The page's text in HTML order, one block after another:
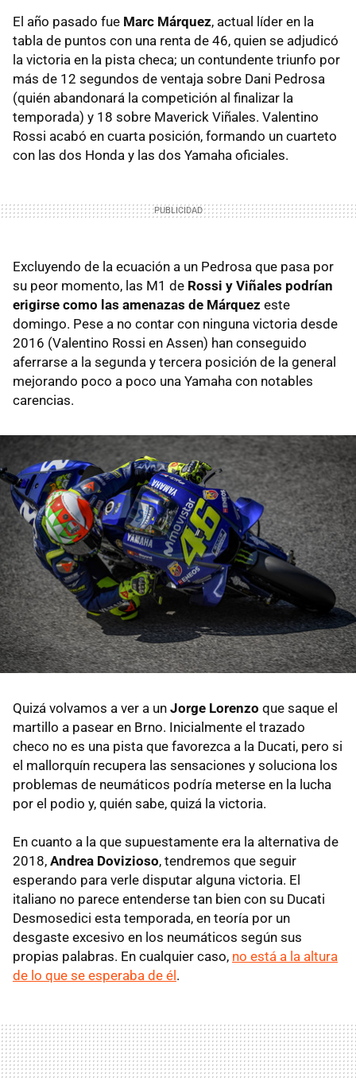
El año pasado fue Marc Márquez, actual líder en la
tabla de puntos con una renta de 46, quien se adjudicó
la victoria en la pista checa; un contundente triunfo por
más de 12 segundos de ventaja sobre Dani Pedrosa
(quién abandonará la competición al finalizar la
temporada) y 18 sobre Maverick Viñales. Valentino
Rossi acabó en cuarta posición, formando un cuarteto
con las dos Honda y las dos Yamaha oficiales.
Excluyendo de la ecuación a un Pedrosa que pasa por
su peor momento, las M1 de Rossi y Viñales podrían
erigirse como las amenazas de Márquez este
domingo. Pese a no contar con ninguna victoria desde
2016 (Valentino Rossi en Assen) han conseguido
aferrarse a la segunda y tercera posición de la general
mejorando poco a poco una Yamaha con notables
carencias.
Quizá volvamos a ver a un Jorge Lorenzo que saque el
martillo a pasear en Brno. Inicialmente el trazado
checo no es una pista que favorezca a la Ducati, pero si
el mallorquín recupera las sensaciones y soluciona los
problemas de neumáticos podría meterse en la lucha
por el podio y, quién sabe, quizá la victoria.
En cuanto a la que supuestamente era la alternativa de
2018, Andrea Dovizioso, tendremos que seguir
esperando para verle disputar alguna victoria. El
italiano no parece entenderse tan bien con su Ducati
Desmosedici esta temporada, en teoría por un
desgaste excesivo en los neumáticos según sus
propias palabras. En cualquier caso, no está a la altura
de lo que se esperaba de él.